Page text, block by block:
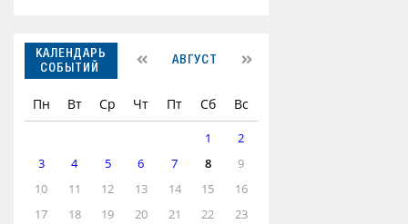
КАЛЕНДАРЬ
СОБЫТИЙ
АВГУСТ
Пн Вт Ср Чт Пт Сб Вс
1
2
3
4 5 6 7 8
9
10
11 12 13 14 15
16
17
18 19 20 21 22 23